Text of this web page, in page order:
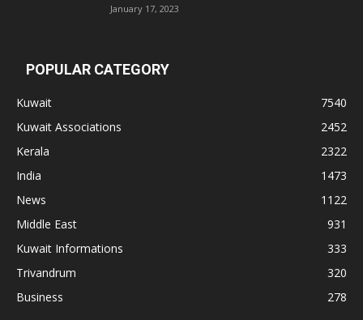
January 17, 2023
POPULAR CATEGORY
Kuwait
7540
Kuwait Associations
2452
Kerala
2322
India
1473
News
1122
Middle East
931
Kuwait Informations
333
Trivandrum
320
Business
278